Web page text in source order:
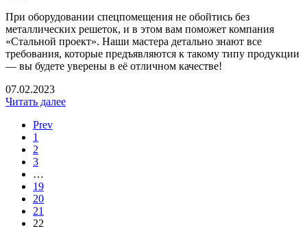
При оборудовании спецпомещения не обойтись без
металлических решеток, и в этом вам поможет компания
«Стальной проект». Наши мастера детально знают все
требования, которые предъявляются к такому типу продукции
— вы будете уверены в её отличном качестве!
07.02.2023
Читать далее
Prev
1
2
3
…
19
20
21
22